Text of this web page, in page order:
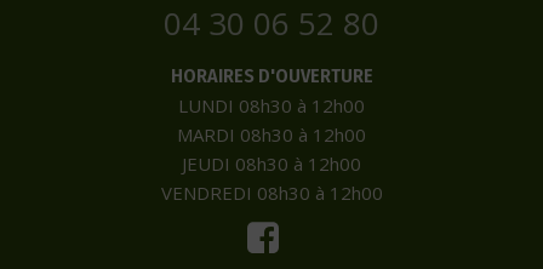
04 30 06 52 80
HORAIRES D'OUVERTURE
LUNDI 08h30 à 12h00
MARDI 08h30 à 12h00
JEUDI 08h30 à 12h00
VENDREDI 08h30 à 12h00